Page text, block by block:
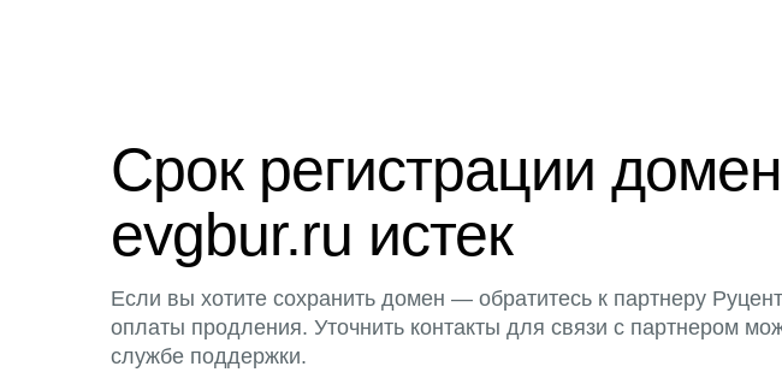
Срок регистрации
evgbur.ru истек
Если вы хотите сохранить домен — обратитесь к партнеру
оплаты продления. Уточнить контакты для связи с партнером
службе поддержки.